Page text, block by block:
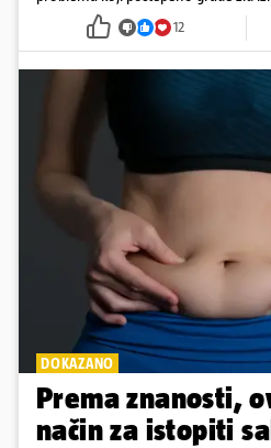
12
DOKAZANO
Prema znanosti,
način za istopiti